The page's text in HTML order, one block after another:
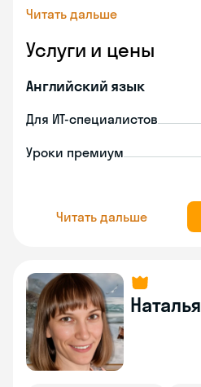
Читать дальше
Услуги и цены
Английский язык
Для ИТ-специалистов
Уроки премиум
Читать дальше
Наталья